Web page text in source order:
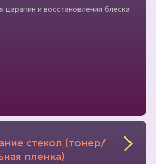
царапин и восстановления блеска
стекол (тонер/
пленка)